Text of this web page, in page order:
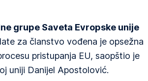
grupe Saveta Evropske unije
za članstvo vođena je opsežna
pristupanja EU, saopštio je
uniji Danijel Apostolović.